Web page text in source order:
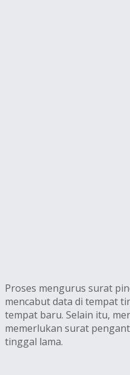
Proses mengurus surat
mencabut data di tempat
tempat baru. Selain itu,
memerlukan surat
tinggal lama.